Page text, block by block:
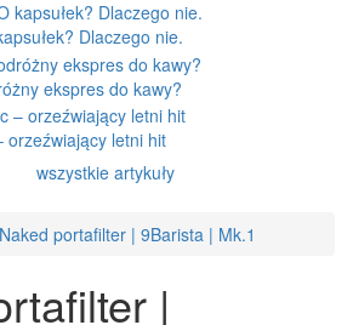
Dlaczego nie.
ekspres do kawy?
orzeźwiający letni hit
wszystkie artykuły
Naked portafilter | 9Barista | Mk.1
|